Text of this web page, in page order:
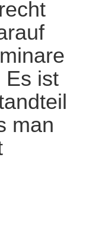
Es ist
man